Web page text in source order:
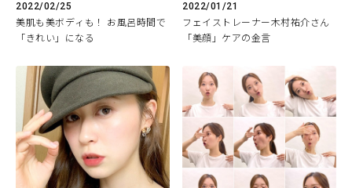
2022/02/25
美肌も美ボディも！ お風呂時間で
「きれい」になる
2022/01/21
フェイストレーナー木村祐介さん
「美顔」ケアの金言